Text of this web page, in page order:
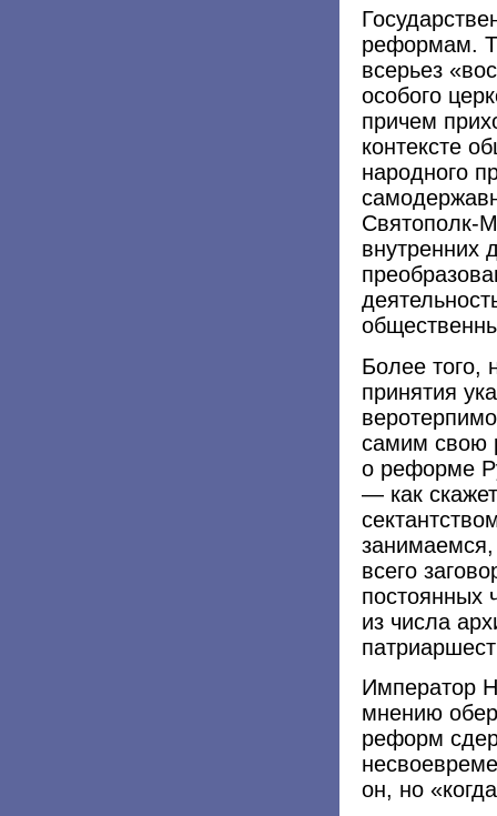
реформам.
всерьез
особого
причем
контексте
народного
Святополк-
внутренних
Более того,
принятия
самим свою
о реформе
— как
всего
постоянных
из числа
Император
мнению
реформ
он, но